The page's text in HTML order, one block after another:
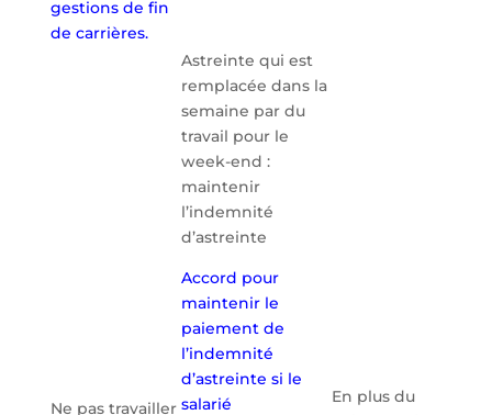
gestions de fin
de carrières.
Ne pas travailler
Astreinte qui est
remplacée dans la
semaine par du
travail pour le
week-end :
maintenir
l’indemnité
d’astreinte
Accord pour
maintenir le
paiement de
l’indemnité
d’astreinte si le
salarié
En plus du